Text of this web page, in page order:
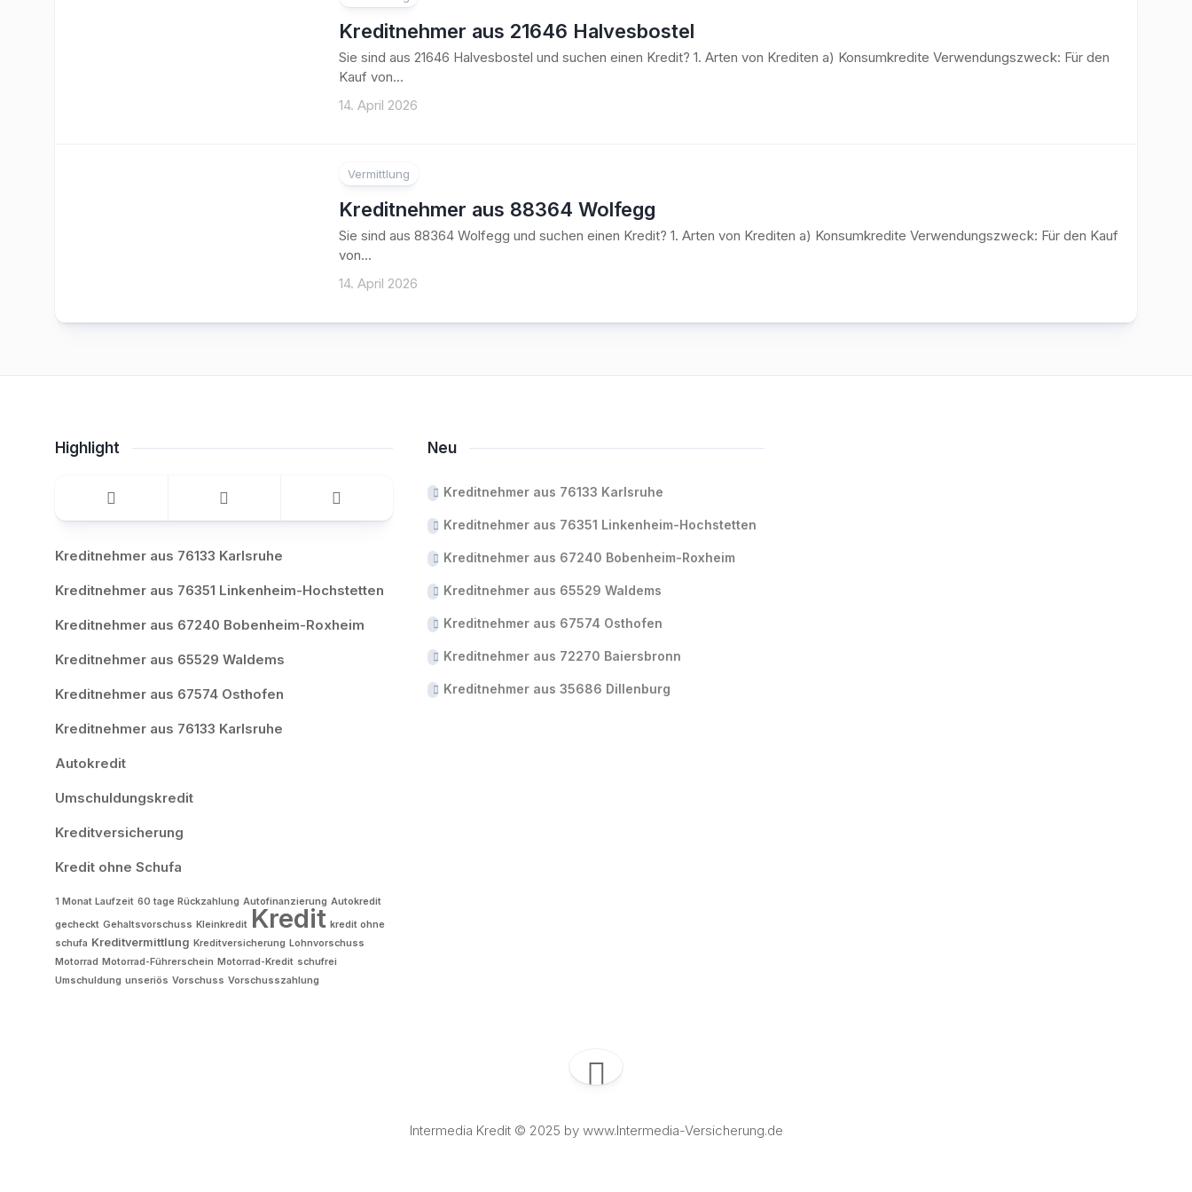
Kreditnehmer aus 21646 Halvesbostel
Sie sind aus 21646 Halvesbostel und suchen einen Kredit? 1. Arten von Krediten a) Konsumkredite Verwendungszweck: Für den
Kauf von...
14. April 2026
Vermittlung
Kreditnehmer aus 88364 Wolfegg
Sie sind aus 88364 Wolfegg und suchen einen Kredit? 1. Arten von Krediten a) Konsumkredite Verwendungszweck: Für den Kauf
von...
14. April 2026
Highlight
Kreditnehmer aus 76133 Karlsruhe
Kreditnehmer aus 76351 Linkenheim-Hochstetten
Kreditnehmer aus 67240 Bobenheim-Roxheim
Kreditnehmer aus 65529 Waldems
Kreditnehmer aus 67574 Osthofen
Kreditnehmer aus 76133 Karlsruhe
Autokredit
Umschuldungskredit
Kreditversicherung
Kredit ohne Schufa
1 Monat Laufzeit 60 tage Rückzahlung Autofinanzierung Autokredit
gecheckt Gehaltsvorschuss Kleinkredit Kredit kredit ohne
schufa Kreditvermittlung Kreditversicherung Lohnvorschuss
Motorrad Motorrad-Führerschein Motorrad-Kredit schufrei
Umschuldung unseriös Vorschuss Vorschusszahlung
Neu
Kreditnehmer aus 76133 Karlsruhe
Kreditnehmer aus 76351 Linkenheim-Hochstetten
Kreditnehmer aus 67240 Bobenheim-Roxheim
Kreditnehmer aus 65529 Waldems
Kreditnehmer aus 67574 Osthofen
Kreditnehmer aus 72270 Baiersbronn
Kreditnehmer aus 35686 Dillenburg
Intermedia Kredit © 2025 by www.Intermedia-Versicherung.de